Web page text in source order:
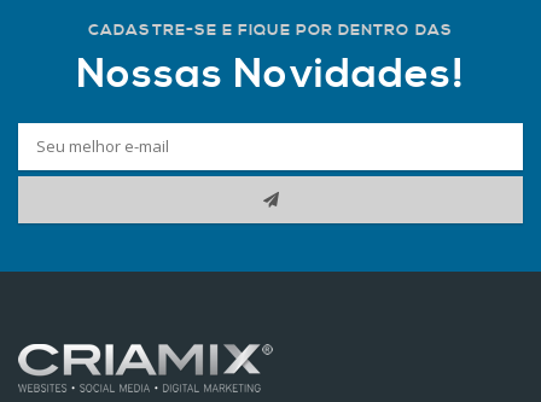
CADASTRE-SE E FIQUE POR DENTRO DAS
Nossas Novidades!